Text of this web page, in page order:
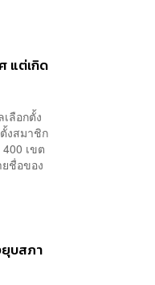
แต่เกิด
ลือกตั้ง
งสมาชิก
เขต
ชื่อของ
ยุบสภา